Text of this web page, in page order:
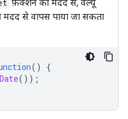
फ़ंक्शन की मदद से, वैल्यू
से वापस पाया जा सकता
()
{
Date());